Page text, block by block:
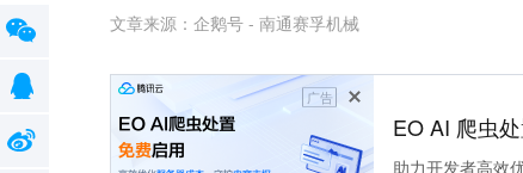
文章来源： 企鹅号 - 南通赛孚机械
广告
EO AI 爬虫
助力开发者高效